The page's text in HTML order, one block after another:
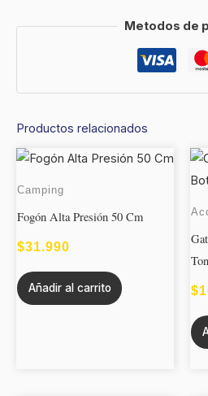
Metodos de
Productos relacionados
Camping
Fogón Alta Presión 50 Cm
$31.990
Añadir al carrito $